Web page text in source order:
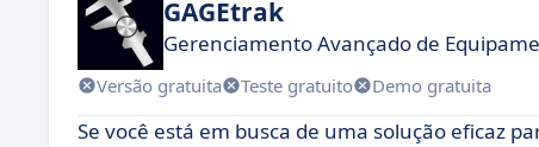
GAGEtrak
Gerenciamento Avançado de
Versão gratuita Teste gratuito Demo gratuita
Se você está em busca de uma solução eficaz